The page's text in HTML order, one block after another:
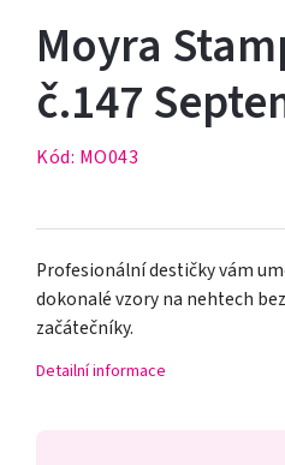
Moyra
č.147
Kód: MO043
Profesionální destičky vám
dokonalé vzory na nehtech
začátečníky.
Detailní informace